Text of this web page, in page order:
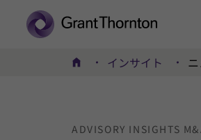
ホーム インサイト
ADVISORY INSIGHTS